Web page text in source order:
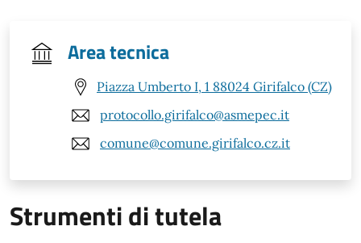
Area tecnica
Piazza Umberto I, 1 88024 Girifalco (CZ)
protocollo.girifalco@asmepec.it
comune@comune.girifalco.cz.it
Strumenti di tutela